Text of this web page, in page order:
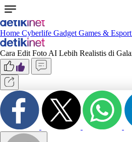
Home Cyberlife Gadget Games & Esport
Cara Edit Foto AI Lebih Realistis di